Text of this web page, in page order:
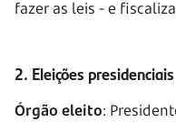
fazer as leis - e
2. Eleições presidenciais
Órgão eleito: